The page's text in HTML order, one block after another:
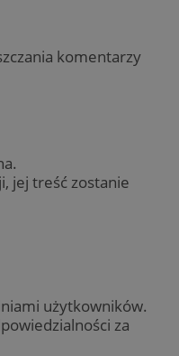
komentarzy
jej treść zostanie
użytkowników.
za